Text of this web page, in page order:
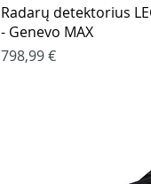
Greita peržiūra
Radarų detektorius
- Genevo MAX
Kaina
798,99 €